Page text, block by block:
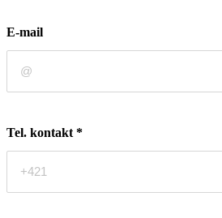
E-mail
Tel. kontakt *